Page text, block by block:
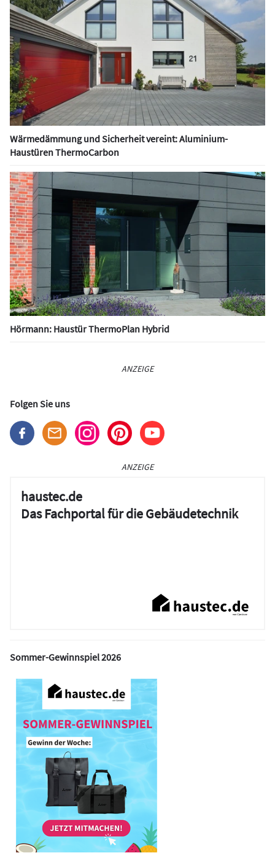
Wärmedämmung und Sicherheit vereint: Aluminium-
Haustüren ThermoCarbon
Hörmann: Haustür ThermoPlan Hybrid
ANZEIGE
Folgen Sie uns
ANZEIGE
haustec.de
Das Fachportal für die Gebäudetechnik
Sommer-Gewinnspiel 2026